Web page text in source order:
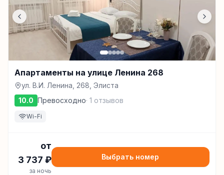
Апартаменты на улице Ленина 268
ул. В.И. Ленина, 268, Элиста
10.0 Превосходно· 1 отзывов
Wi-Fi
от
3 737 ₽
за ночь
Выбрать номер